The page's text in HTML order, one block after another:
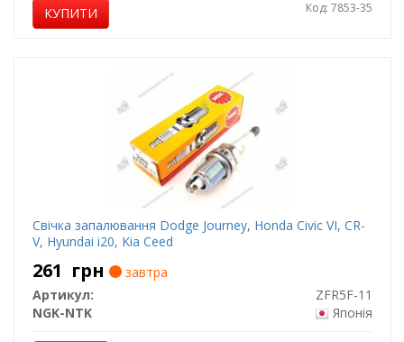
КУПИТИ Код: 7853-35
Свічка запалювання Dodge Journey, Honda Civic VI, CR-
V, Hyundai i20, Kia Ceed
261 грн
завтра
Артикул:
ZFR5F-11
NGK-NTK
Японія